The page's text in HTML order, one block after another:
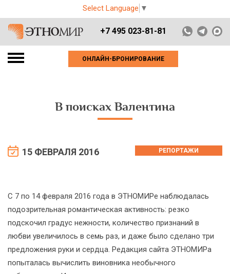
Select Language ▼
+7 495 023-81-81
ОНЛАЙН-БРОНИРОВАНИЕ
В поисках Валентина
15 ФЕВРАЛЯ 2016 РЕПОРТАЖИ
С 7 по 14 февраля 2016 года в ЭТНОМИРе наблюдалась
подозрительная романтическая активность: резко
подскочил градус нежности, количество признаний в
любви увеличилось в семь раз, и даже было сделано три
предложения руки и сердца. Редакция сайта ЭТНОМИРа
попыталась вычислить виновника необычного